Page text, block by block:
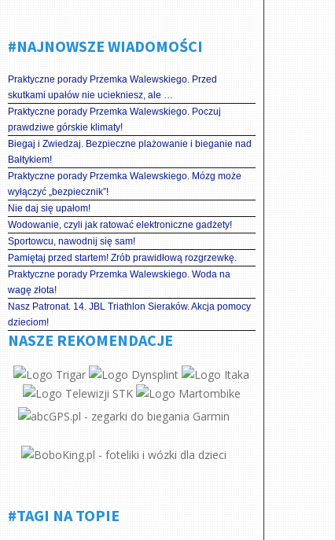
#NAJNOWSZE WIADOMOŚCI
Praktyczne porady Przemka Walewskiego. Przed
skutkami upałów nie uciekniesz, ale …
Praktyczne porady Przemka Walewskiego. Poczuj
prawdziwe górskie klimaty!
Biegaj i Zwiedzaj. Bezpieczne plażowanie i bieganie nad
Bałtykiem!
Praktyczne porady Przemka Walewskiego. Mózg może
wyłączyć „bezpiecznik”!
Nie daj się upałom!
Wodowanie, czyli jak ratować elektroniczne gadżety!
Sportowcu, nawodnij się sam!
Pamiętaj przed startem! Zrób prawidłową rozgrzewkę.
Praktyczne porady Przemka Walewskiego. Woda na
wagę złota!
Nasz Patronat. 14. JBL Triathlon Sieraków. Akcja pomocy
dzieciom!
NASZE REKOMENDACJE
#TAGI NA TOPIE